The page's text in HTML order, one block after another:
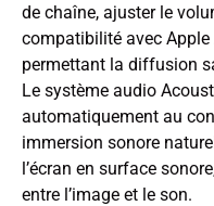
de chaîne, ajuster le
compatibilité avec Apple
permettant la diffusion
Le système audio
automatiquement au
immersion sonore
l’écran en surface
entre l’image et le son.